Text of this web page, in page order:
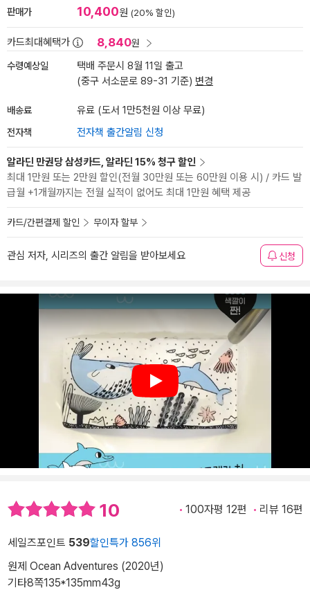
판매가 10,400원 (20% 할인)
카드최대혜택가 8,840원
수령예상일
택배 주문시 8월 11일 출고
(중구 서소문로 89-31 기준) 변경
배송료 유료 (도서 1만5천원 이상 무료)
전자책 전자책 출간알림 신청
알라딘 만권당 삼성카드, 알라딘 15% 청구 할인
최대 1만원 또는 2만원 할인(전월 30만원 또는 60만원 이용 시) / 카드 발
급월 +1개월까지는 전월 실적이 없어도 최대 1만원 혜택 제공
카드/간편결제 할인 무이자 할부
관심 저자, 시리즈의 출간 알림을 받아보세요 신청
Play
10 100자평 12편 리뷰 16편
세일즈포인트 539할인특가 856위
원제 Ocean Adventures (2020년)
기타8쪽135*135mm43g